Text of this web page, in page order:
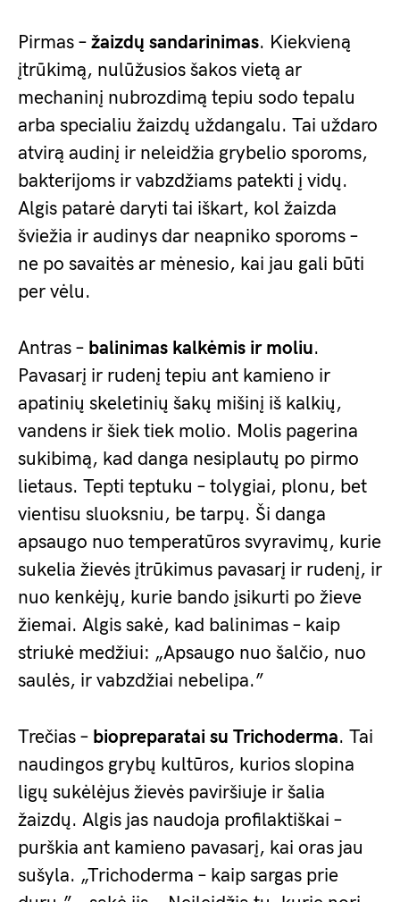
Pirmas – žaizdų sandarinimas. Kiekvieną
įtrūkimą, nulūžusios šakos vietą ar
mechaninį nubrozdimą tepiu sodo tepalu
arba specialiu žaizdų uždangalu. Tai uždaro
atvirą audinį ir neleidžia grybelio sporoms,
bakterijoms ir vabzdžiams patekti į vidų.
Algis patarė daryti tai iškart, kol žaizda
šviežia ir audinys dar neapniko sporoms –
ne po savaitės ar mėnesio, kai jau gali būti
per vėlu.
Antras – balinimas kalkėmis ir moliu.
Pavasarį ir rudenį tepiu ant kamieno ir
apatinių skeletinių šakų mišinį iš kalkių,
vandens ir šiek tiek molio. Molis pagerina
sukibimą, kad danga nesiplautų po pirmo
lietaus. Tepti teptuku – tolygiai, plonu, bet
vientisu sluoksniu, be tarpų. Ši danga
apsaugo nuo temperatūros svyravimų, kurie
sukelia žievės įtrūkimus pavasarį ir rudenį, ir
nuo kenkėjų, kurie bando įsikurti po žieve
žiemai. Algis sakė, kad balinimas – kaip
striukė medžiui: „Apsaugo nuo šalčio, nuo
saulės, ir vabzdžiai nebelipa.”
Trečias – biopreparatai su Trichoderma. Tai
naudingos grybų kultūros, kurios slopina
ligų sukėlėjus žievės paviršiuje ir šalia
žaizdų. Algis jas naudoja profilaktiškai –
purškia ant kamieno pavasarį, kai oras jau
sušyla. „Trichoderma – kaip sargas prie